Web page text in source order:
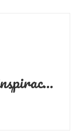
El Petit Príncep. Font d'inspiració, reflexió, coneixement i comunicació. 13 de març de 2026. Facultat de Filologia i Comunicació